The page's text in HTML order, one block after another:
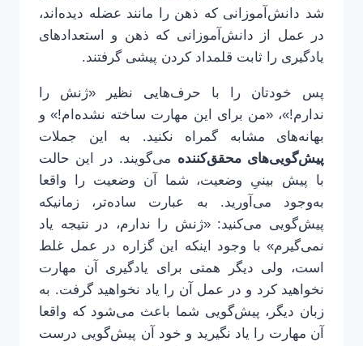
شد دانش‌آموزانی که ذهن را مانند عضله دیده‌اند،
در عمل از دانش‌آموزانی که ذهن و استعدادهای
یادگیری را ثابت قلمداد کردن پیشی گرفتند.
پس خودتان را با حرف‌هایی نظیر «ژنش را
ندارم!»، «من برای این مهارت ساخته نشده‌ام!» و
بهانه‌های مشابه گمراه نکنید. به این جملات
پیش‌گویی‌های محقق‌کننده می‌گویند. در این حالت
با پیش بینیِ وضعیت، شما آن وضعیت را واقعا
به‌وجود می‌آورید. به عبارت ساده‌تر، زمانیکه
پیش‌گویی می‌کنید: «ژنش را ندارم، در نتیجه یاد
نمی‌گیرم» با وجود اینکه این گزاره در عمل غلط
است، ولی دیگر همتی برای یادگیری آن مهارت
نخواهید کرد و در عمل آن را یاد نخواهید گرفت. به
زبان دیگر، پیش‌گویی شما باعث می‌شود که واقعا
آن مهارت را یاد نگیرید و خود آن پیش‌گویی درست